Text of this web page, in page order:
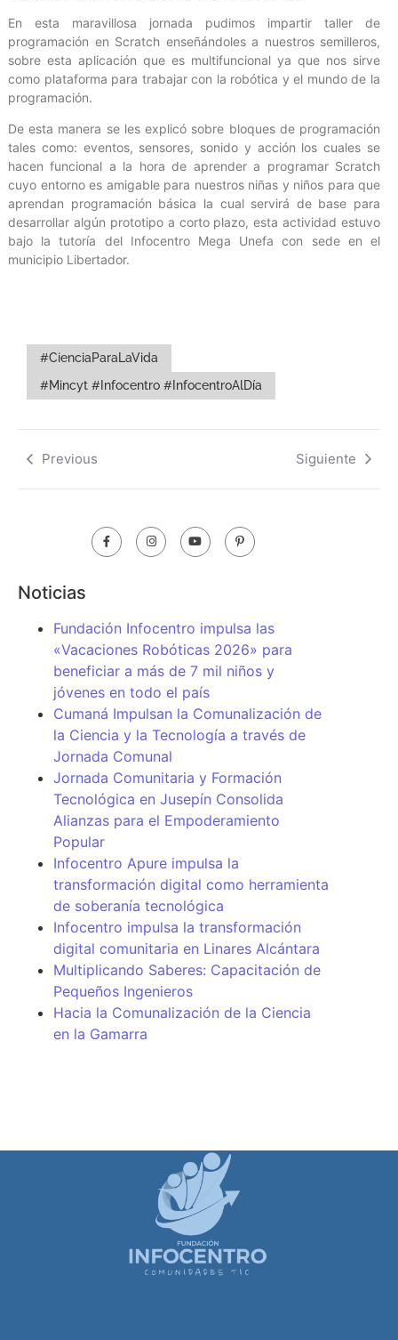
En esta maravillosa jornada pudimos impartir taller de
programación en Scratch enseñándoles a nuestros semilleros,
sobre esta aplicación que es multifuncional ya que nos sirve
como plataforma para trabajar con la robótica y el mundo de la
programación.
De esta manera se les explicó sobre bloques de programación
tales como: eventos, sensores, sonido y acción los cuales se
hacen funcional a la hora de aprender a programar Scratch
cuyo entorno es amigable para nuestros niñas y niños para que
aprendan programación básica la cual servirá de base para
desarrollar algún prototipo a corto plazo, esta actividad estuvo
bajo la tutoría del Infocentro Mega Unefa con sede en el
municipio Libertador.
#CienciaParaLaVida
#Mincyt #Infocentro #InfocentroAlDía
Previous Siguiente
Noticias
Fundación Infocentro impulsa las
«Vacaciones Robóticas 2026» para
beneficiar a más de 7 mil niños y
jóvenes en todo el país
Cumaná Impulsan la Comunalización de
la Ciencia y la Tecnología a través de
Jornada Comunal
Jornada Comunitaria y Formación
Tecnológica en Jusepín Consolida
Alianzas para el Empoderamiento
Popular
Infocentro Apure impulsa la
transformación digital como herramienta
de soberanía tecnológica
Infocentro impulsa la transformación
digital comunitaria en Linares Alcántara
Multiplicando Saberes: Capacitación de
Pequeños Ingenieros
Hacia la Comunalización de la Ciencia
en la Gamarra